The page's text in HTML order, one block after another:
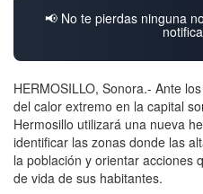
📢 No te pierdas ninguna
HERMOSILLO, Sonora.- Ante
del calor extremo en la capital
Hermosillo utilizará una nueva
identificar las zonas donde las
la población y orientar acciones
de vida de sus habitantes.